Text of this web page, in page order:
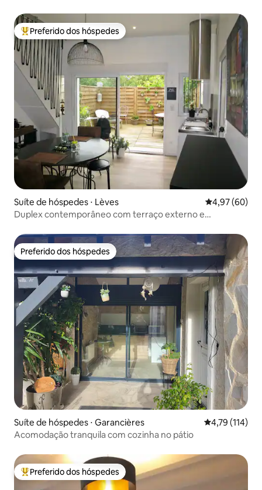
Entre os melhores preferidos dos hóspedes
Preferido dos hóspedes
Suíte de hóspedes ⋅ Lèves 4,97 de uma
4,97 (60)
Duplex contemporâneo com terraço externo e
Preferido dos hóspedes
Preferido dos hóspedes
Suíte de hóspedes ⋅ Garancières 4,79 de uma
4,79 (114)
Acomodação tranquila com cozinha no pátio
Entre os melhores preferidos dos hóspedes
Preferido dos hóspedes